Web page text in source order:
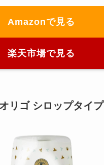
Amazonで見る
楽天市場で見る
ゴ シロップタイプ